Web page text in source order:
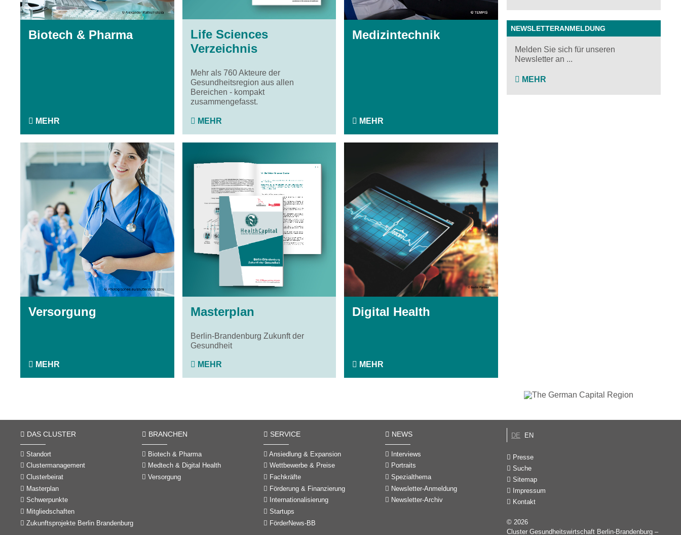
Biotech & Pharma
MEHR
Life Sciences
Verzeichnis
Mehr als 760 Akteure der
Gesundheitsregion aus allen
Bereichen - kompakt
zusammengefasst.
MEHR
Medizintechnik
MEHR
Versorgung
MEHR
Masterplan
Berlin-Brandenburg Zukunft der
Gesundheit
MEHR
Digital Health
MEHR
NEWSLETTERANMELDUNG
Melden Sie sich für unseren
Newsletter an ...
MEHR
DAS CLUSTER
Standort
Clustermanagement
Clusterbeirat
Masterplan
Schwerpunkte
Mitgliedschaften
Zukunftsprojekte Berlin Brandenburg
BRANCHEN
Biotech & Pharma
Medtech & Digital Health
Versorgung
SERVICE
Ansiedlung & Expansion
Wettbewerbe & Preise
Fachkräfte
Förderung & Finanzierung
Internationalisierung
Startups
FörderNews-BB
NEWS
Interviews
Portraits
Spezialthema
Newsletter-Anmeldung
Newsletter-Archiv
DE EN
Presse
Suche
Sitemap
Impressum
Kontakt
© 2026
Cluster Gesundheitswirtschaft Berlin-Brandenburg –